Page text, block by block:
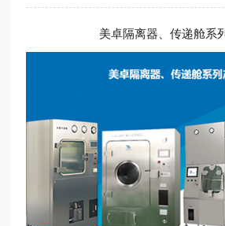
美卓隔离器、传递舱系